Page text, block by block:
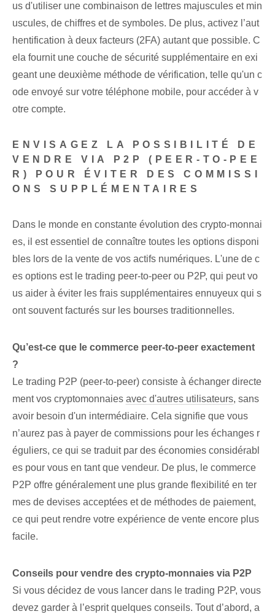
us d'utiliser une combinaison de lettres majuscules et min
uscules, de chiffres et de symboles. De plus, activez l’aut
hentification à deux facteurs (2FA) autant que possible. C
ela fournit une couche de sécurité supplémentaire en exi
geant une deuxième méthode de vérification, telle qu'un c
ode envoyé sur votre téléphone mobile, pour accéder à v
otre compte.
ENVISAGEZ LA POSSIBILITÉ DE
VENDRE VIA P2P (PEER-TO-PEE
R) POUR ÉVITER DES COMMISSI
ONS SUPPLÉMENTAIRES
Dans le monde en constante évolution des crypto-monnai
es, il est essentiel de connaître toutes les options disponi
bles lors de la vente de vos actifs numériques. L'une de c
es options est le trading peer-to-peer ou P2P, qui peut vo
us aider à éviter les frais supplémentaires ennuyeux qui s
ont souvent facturés sur les bourses traditionnelles.
Qu’est-ce que le commerce peer-to-peer exactement
?
Le trading P2P (peer-to-peer) consiste à échanger directe
ment vos cryptomonnaies avec d'autres utilisateurs, sans
avoir besoin d'un intermédiaire. Cela signifie que vous
n’aurez pas à payer de commissions pour les échanges r
éguliers, ce qui se traduit par des économies considérabl
es pour vous en tant que vendeur. De plus, le commerce
P2P offre généralement une plus grande flexibilité en ter
mes de devises acceptées et de méthodes de paiement,
ce qui peut rendre votre expérience de vente encore plus
facile.
Conseils pour vendre des crypto-monnaies via P2P
Si vous décidez de vous lancer dans le trading P2P, vous
devez garder à l’esprit quelques conseils. Tout d’abord, a